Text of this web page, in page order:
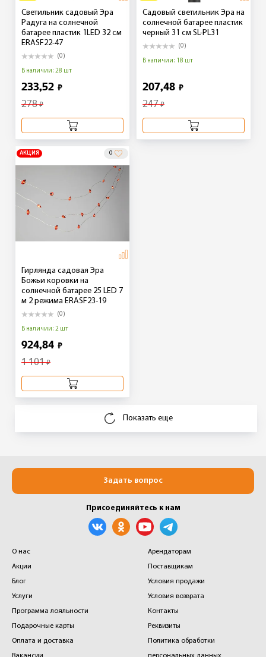
Светильник садовый Эра
Радуга на солнечной
батарее пластик 1LED 32 см
ERASF22-47
(0)
В наличии: 28 шт
233,52 ₽
278₽
Садовый светильник Эра на
солнечной батарее пластик
черный 31 см SL-PL31
(0)
В наличии: 18 шт
207,48 ₽
247₽
АКЦИЯ 0
Гирлянда садовая Эра
Божьи коровки на
солнечной батарее 25 LED 7
м 2 режима ERASF23-19
(0)
В наличии: 2 шт
924,84 ₽
1 101₽
Показать еще
О нас
Акции
Блог
Услуги
Программа лояльности
Подарочные карты
Оплата и доставка
Арендаторам
Поставщикам
Условия продажи
Условия возврата
Контакты
Реквизиты
Политика обработки
Задать вопрос
Присоединяйтесь к нам